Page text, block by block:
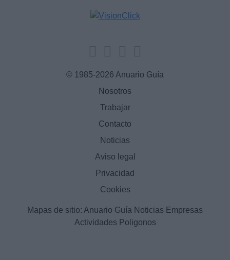
© 1985-2026 Anuario Guía
Nosotros
Trabajar
Contacto
Noticias
Aviso legal
Privacidad
Cookies
Mapas de sitio: Anuario Guía Noticias Empresas
Actividades Poligonos